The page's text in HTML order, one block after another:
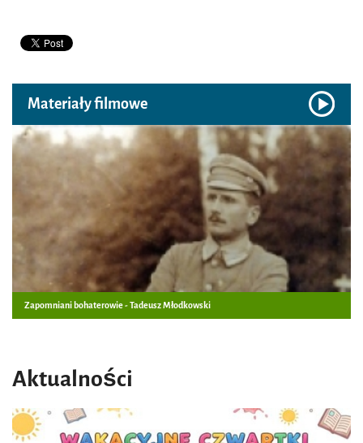
Materiały filmowe
Zapomniani bohaterowie - Tadeusz Młodkowski
Aktualności